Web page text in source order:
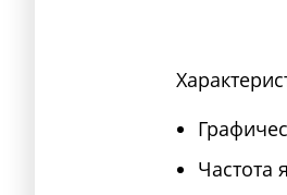
Частота